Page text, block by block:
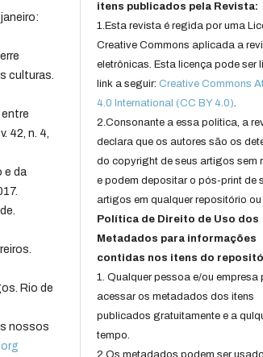
culturas.
entre
42, n. 4,
e da
Rio de
nossos
itens publicados pela Revista:
1.Esta revista é regida por uma
Creative Commons aplicada a
eletrônicas. Esta licença pode ser
link a seguir:Creative Commons
4.0 International (CC BY 4.0).
2.Consonante a essa politica, a
declara que os autores são os
do copyright de seus artigos sem
e podem depositar o pós-print de
artigos em qualquer repositório ou
Política de Direito de Uso dos
Metadados para informações
contidas nos itens do
1. Qualquer pessoa e/ou empresa
acessar os metadados dos itens
publicados gratuitamente e a
tempo.
2.Os metadados podem ser